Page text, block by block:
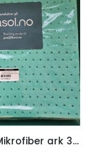
Universal Mikrofiber ark 39x39cm HW grønn 20 stk